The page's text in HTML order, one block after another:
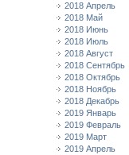
2018 Апрель
2018 Май
2018 Июнь
2018 Июль
2018 Август
2018 Сентябрь
2018 Октябрь
2018 Ноябрь
2018 Декабрь
2019 Январь
2019 Февраль
2019 Март
2019 Апрель